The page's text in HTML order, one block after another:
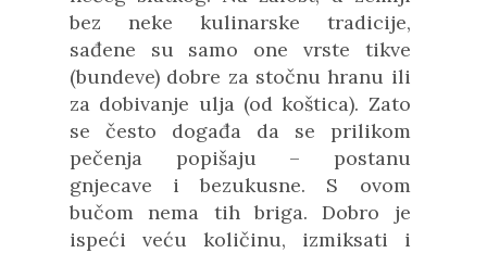
bez neke kulinarske tradicije,
sađene su samo one vrste tikve
(bundeve) dobre za stočnu hranu ili
za dobivanje ulja (od koštica). Zato
se često događa da se prilikom
pečenja popišaju – postanu
gnjecave i bezukusne. S ovom
bučom nema tih briga. Dobro je
ispeći veću količinu, izmiksati i